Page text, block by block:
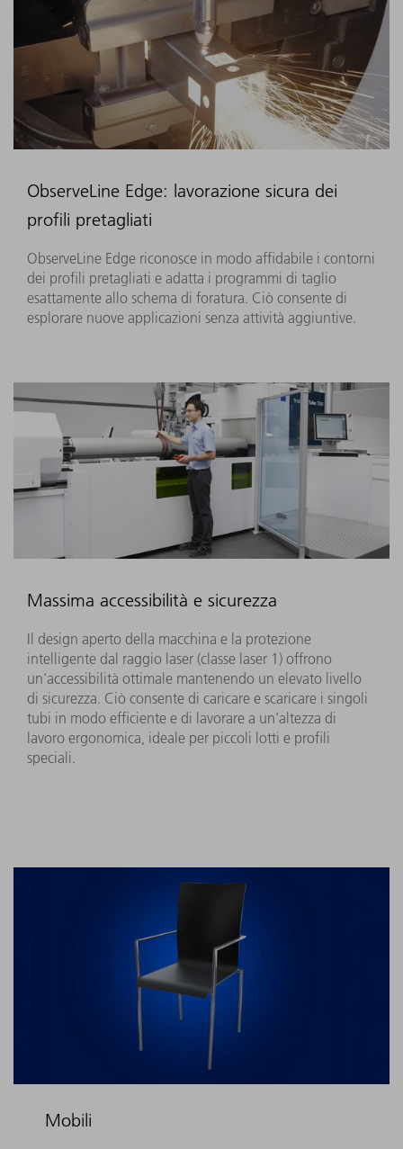
ObserveLine Edge: lavorazione sicura dei
profili pretagliati
ObserveLine Edge riconosce in modo affidabile i contorni
dei profili pretagliati e adatta i programmi di taglio
esattamente allo schema di foratura. Ciò consente di
esplorare nuove applicazioni senza attività aggiuntive.
Massima accessibilità e sicurezza
Il design aperto della macchina e la protezione
intelligente dal raggio laser (classe laser 1) offrono
un'accessibilità ottimale mantenendo un elevato livello
di sicurezza. Ciò consente di caricare e scaricare i singoli
tubi in modo efficiente e di lavorare a un'altezza di
lavoro ergonomica, ideale per piccoli lotti e profili
speciali.
Mobili